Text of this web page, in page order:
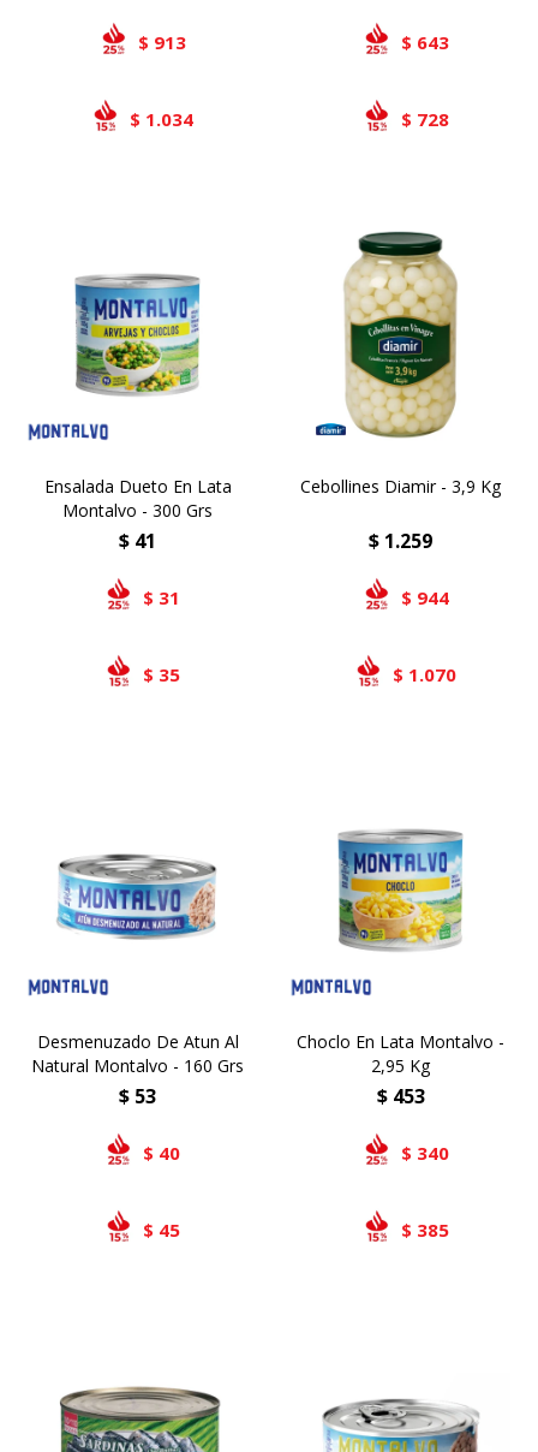
$ 913
$ 1.034
$ 643
$ 728
Ensalada Dueto En Lata
Montalvo - 300 Grs
$ 41
$ 31
$ 35
Cebollines Diamir - 3,9 Kg
$ 1.259
$ 944
$ 1.070
Desmenuzado De Atun Al
Natural Montalvo - 160 Grs
$ 53
$ 40
$ 45
Choclo En Lata Montalvo -
2,95 Kg
$ 453
$ 340
$ 385